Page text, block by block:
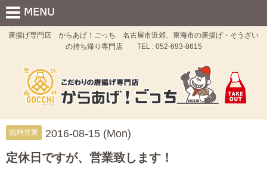
唐揚げ専門店 からあげ！ごっち 名古屋市近郊、東海市の唐揚げ・そうざい
の持ち帰り専門店 TEL : 052-693-8615
臨時営業 2016-08-15 (Mon)
定休日ですが、営業致します！